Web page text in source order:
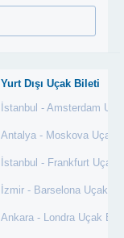
Yurt Dışı Uçak Bileti
İstanbul - Amsterdam
Antalya - Moskova Uçak
İstanbul - Frankfurt Uçak
İzmir - Barselona Uçak
Ankara - Londra Uçak